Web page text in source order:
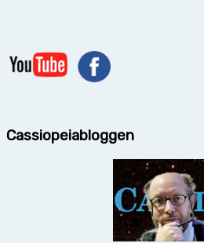
Cassiopeiabloggen